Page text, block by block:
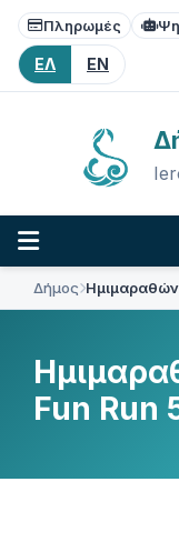
Skip
content
Skip
main
navigation
Skip
footer
Πληρωμές
ΕΛ EN
Δήμος
Fun Run